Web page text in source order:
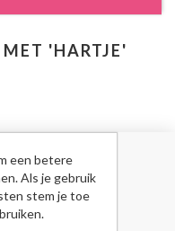
'HARTJE'
een betere
Als je gebruik
stem je toe